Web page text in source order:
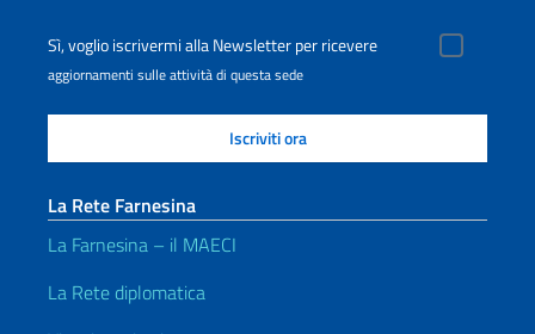
Sì, voglio iscrivermi alla Newsletter per ricevere
aggiornamenti sulle attività di questa sede
La Rete Farnesina
La Farnesina – il MAECI
La Rete diplomatica